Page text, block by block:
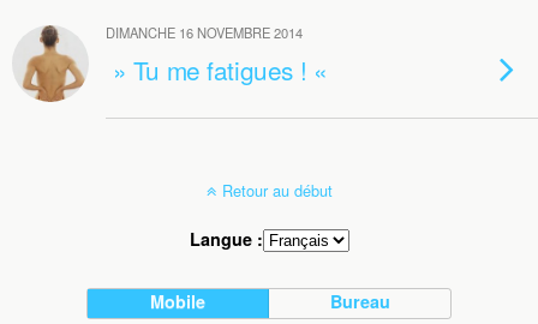
DIMANCHE 16 NOVEMBRE 2014
» Tu me fatigues ! «
Retour au début
Langue :
Mobile Bureau